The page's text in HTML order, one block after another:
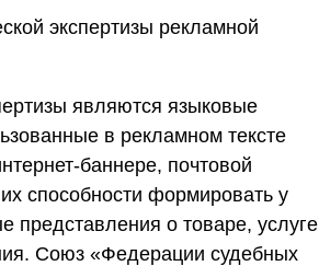
экспертизы рекламной
являются языковые
в рекламном тексте
баннере, почтовой
способности формировать у
представления о товаре, услуге
Союз «Федерации судебных